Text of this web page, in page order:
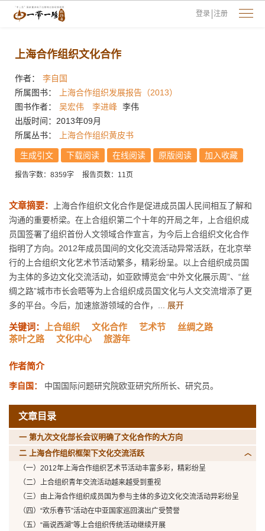
登录 注册
上海合作组织文化合作
作者：
李自国
所属图书：
上海合作组织发展报告（2013）
图书作者：
吴宏伟 李进峰 李伟
出版时间：2013年09月
所属丛书：
上海合作组织黄皮书
生成引文 下载阅读 在线阅读 原版阅读 加入收藏
报告字数：8359字 报告页数：11页
文章摘要：
上海合作组织文化合作是促进成员国人民间相互了解和
沟通的重要桥梁。在上合组织第二个十年的开局之年，上合组织成
员国签署了组织首份人文领域合作宣言，为今后上合组织文化合作
指明了方向。2012年成员国间的文化交流活动异常活跃，在北京举
行的上合组织文化艺术节活动繁多，精彩纷呈。以上合组织成员国
为主体的多边文化交流活动，如亚欧博览会“中外文化展示周”、“丝
绸之路”城市市长会晤等为上合组织成员国文化与人文交流增添了更
多的平台。今后，加速旅游领域的合作，... 展开
关键词： 上合组织 文化合作 艺术节
丝绸之路
茶叶之路
文化中心 旅游年
作者简介
李自国： 中国国际问题研究院欧亚研究所所长、研究员。
文章目录
一 第九次文化部长会议明确了文化合作的大方向
二 上海合作组织框架下文化交流活跃
（一）2012年上海合作组织艺术节活动丰富多彩，精彩纷呈
（二）上合组织青年交流活动越来越受到重视
（三）由上海合作组织成员国为参与主体的多边文化交流活动异彩纷呈
（四）“欢乐春节”活动在中亚国家巡回演出广受赞誉
（五）“画说西湖”等上合组织传统活动继续开展